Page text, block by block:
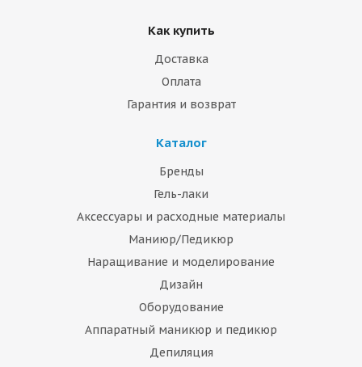
Как купить
Доставка
Оплата
Гарантия и возврат
Каталог
Бренды
Гель-лаки
Аксессуары и расходные материалы
Маниюр/Педикюр
Наращивание и моделирование
Дизайн
Оборудование
Аппаратный маникюр и педикюр
Депиляция